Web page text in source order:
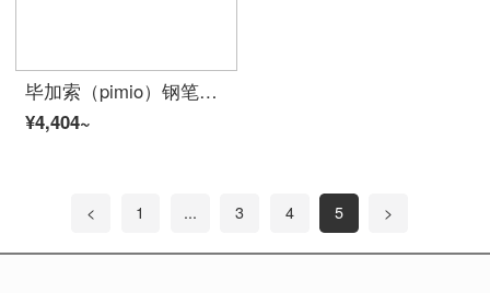
毕加索（pimio）钢笔签字笔男女士商务礼品笔0.5mm日常书写墨水笔礼盒装慕尼黑爵士系列89纯黑色
¥4,404~
< 1 ... 3 4 5 >